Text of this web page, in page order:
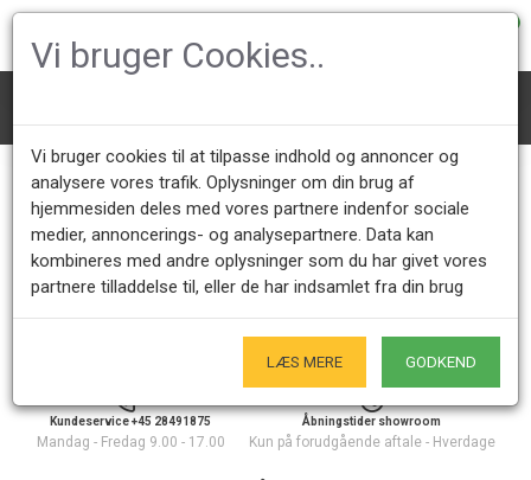
Keramik
Her Finder et bredt udvalg af keramik, fra bl.a. Herman Kähler,
Arne Bang og Axel Salto. Vi har keramik i mange forskellige
varianter, lige fra gulv vaser til keramiske skåle. Vores udvalg
opdateres ofte med nyt keramik fra et bred udvalg af
Kundeservice +45 28491875
Mandag - Fredag 9.00 - 17.00
Åbningstider showroom
Kun på forudgående aftale - Hverdage
Vi bruger Cookies..
Vi bruger cookies til at tilpasse indhold og annoncer og
analysere vores trafik. Oplysninger om din brug af
hjemmesiden deles med vores partnere indenfor sociale
medier, annoncerings- og analysepartnere. Data kan
kombineres med andre oplysninger som du har givet vores
partnere tilladdelse til, eller de har indsamlet fra din brug
LÆS MERE GODKEND